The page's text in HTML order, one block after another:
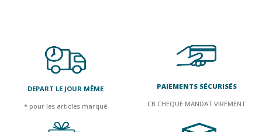
DEPART LE JOUR MÊME
* pour les articles marqué
PAIEMENTS SÉCURISÉS
CB CHEQUE MANDAT VIREMENT